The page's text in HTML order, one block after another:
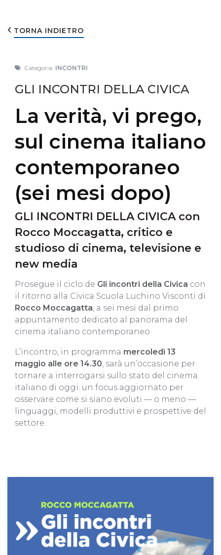
TORNA INDIETRO
Categoria: INCONTRI
GLI INCONTRI DELLA CIVICA
La verità, vi prego,
sul cinema italiano
contemporaneo
(sei mesi dopo)
GLI INCONTRI DELLA CIVICA con
Rocco Moccagatta, critico e
studioso di cinema, televisione e
new media
Prosegue il ciclo de Gli incontri della Civica con
il ritorno alla Civica Scuola Luchino Visconti di
Rocco Moccagatta , a sei mesi dal primo
appuntamento dedicato al panorama del
cinema italiano contemporaneo.
L’incontro, in programma mercoledì 13
maggio alle ore 14.30, sarà un’occasione per
tornare a interrogarsi sullo stato del cinema
italiano di oggi: un focus aggiornato per
osservare come si siano evoluti — o meno —
linguaggi, modelli produttivi e prospettive del
settore.